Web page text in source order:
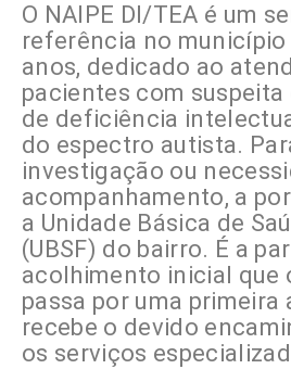
O NAIPE DI/TEA é um
referência no município
anos, dedicado ao
pacientes com
de deficiência
do espectro autista.
investigação ou
acompanhamento, a
a Unidade Básica de
(UBSF) do bairro. É a
acolhimento inicial que
passa por uma primeira
recebe o devido
os serviços